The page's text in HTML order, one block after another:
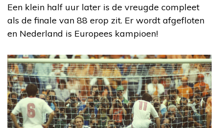
Een klein half uur later is de vreugde compleet
als de finale van 88 erop zit. Er wordt afgefloten
en Nederland is Europees kampioen!